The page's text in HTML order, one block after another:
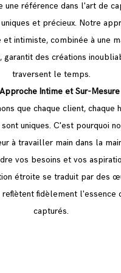
une référence dans l'art de
et précieux. Notre
et intimiste, combinée à une
garantit des créations
traversent le temps.
Intime et Sur-Mesure
que chaque client, chaque
uniques. C'est pourquoi
à travailler main dans la
vos besoins et vos
étroite se traduit par des
reflètent fidèlement l'essence
capturés.